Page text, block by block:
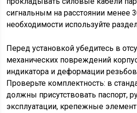
сигнальным на расстоянии менее
необходимости используйте
Перед установкой убедитесь в
механических повреждений
индикатора и деформации
Проверьте комплектность: в
должны присутствовать паспорт,
эксплуатации, крепежные